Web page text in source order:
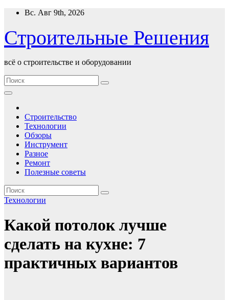
Перейти
содержимому
Вс. Авг 9th, 2026
Строительные Решения
всё о строительстве и оборудовании
Строительство
Технологии
Обзоры
Инструмент
Разное
Ремонт
Полезные советы
Технологии
Какой потолок лучше
сделать на кухне: 7
практичных вариантов